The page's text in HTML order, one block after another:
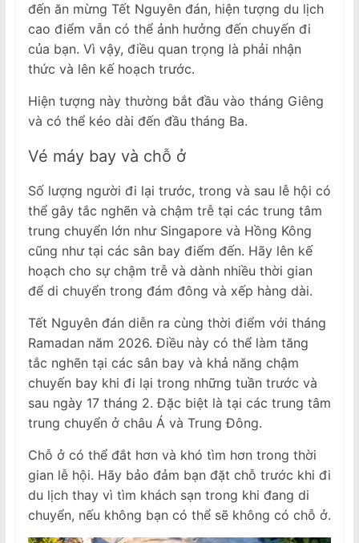
đến ăn mừng Tết Nguyên đán, hiện tượng du lịch
cao điểm vẫn có thể ảnh hưởng đến chuyến đi
của bạn. Vì vậy, điều quan trọng là phải nhận
thức và lên kế hoạch trước.
Hiện tượng này thường bắt đầu vào tháng Giêng
và có thể kéo dài đến đầu tháng Ba.
Vé máy bay và chỗ ở
Số lượng người đi lại trước, trong và sau lễ hội có
thể gây tắc nghẽn và chậm trễ tại các trung tâm
trung chuyển lớn như Singapore và Hồng Kông
cũng như tại các sân bay điểm đến. Hãy lên kế
hoạch cho sự chậm trễ và dành nhiều thời gian
để di chuyển trong đám đông và xếp hàng dài.
Tết Nguyên đán diễn ra cùng thời điểm với tháng
Ramadan năm 2026. Điều này có thể làm tăng
tắc nghẽn tại các sân bay và khả năng chậm
chuyến bay khi đi lại trong những tuần trước và
sau ngày 17 tháng 2. Đặc biệt là tại các trung tâm
trung chuyển ở châu Á và Trung Đông.
Chỗ ở có thể đắt hơn và khó tìm hơn trong thời
gian lễ hội. Hãy bảo đảm bạn đặt chỗ trước khi đi
du lịch thay vì tìm khách sạn trong khi đang di
chuyển, nếu không bạn có thể sẽ không có chỗ ở.